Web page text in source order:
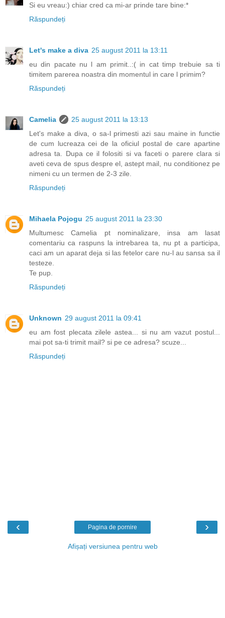
Si eu vreau:) chiar cred ca mi-ar prinde tare bine:*
Răspundeți
Let's make a diva 25 august 2011 la 13:11
eu din pacate nu l am primit..:( in cat timp trebuie sa ti
timitem parerea noastra din momentul in care l primim?
Răspundeți
Camelia
25 august 2011 la 13:13
Let's make a diva, o sa-l primesti azi sau maine in functie
de cum lucreaza cei de la oficiul postal de care apartine
adresa ta. Dupa ce il folositi si va faceti o parere clara si
aveti ceva de spus despre el, astept mail, nu conditionez pe
nimeni cu un termen de 2-3 zile.
Răspundeți
Mihaela Pojogu 25 august 2011 la 23:30
Multumesc Camelia pt nominalizare, insa am lasat
comentariu ca raspuns la intrebarea ta, nu pt a participa,
caci am un aparat deja si las fetelor care nu-l au sansa sa il
testeze.
Te pup.
Răspundeți
Unknown 29 august 2011 la 09:41
eu am fost plecata zilele astea... si nu am vazut postul...
mai pot sa-ti trimit mail? si pe ce adresa? scuze...
Răspundeți
‹ ›
Pagina de pornire
Afișați versiunea pentru web